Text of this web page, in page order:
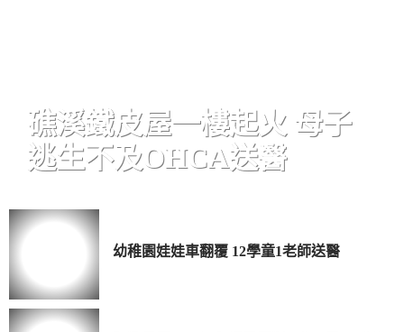
礁溪鐵皮屋一樓起火 母子
逃生不及OHCA送醫
幼稚園娃娃車翻覆 12學童1老師送醫